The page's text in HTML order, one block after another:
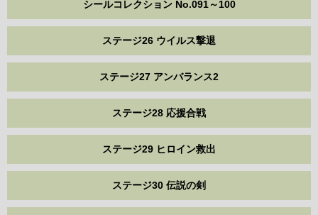
シールコレクション No.091～100
ステージ26 ウイルス撃退
ステージ27 アンバランス2
ステージ28 応援合戦
ステージ29 ヒロイン救出
ステージ30 伝説の剣